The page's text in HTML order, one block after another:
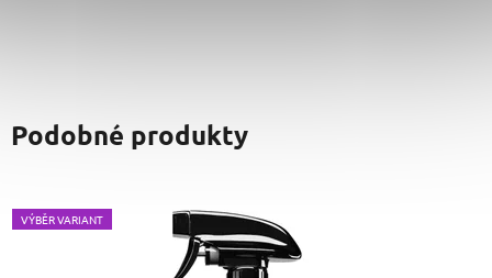
Podobné produkty
VÝBĚR VARIANT